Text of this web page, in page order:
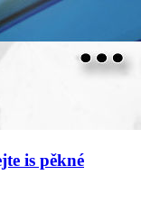
is pěkné